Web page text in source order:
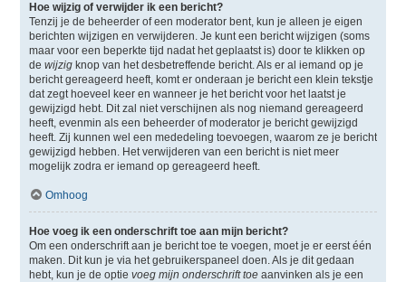
Hoe wijzig of verwijder ik een bericht?
Tenzij je de beheerder of een moderator bent, kun je alleen je eigen
berichten wijzigen en verwijderen. Je kunt een bericht wijzigen (soms
maar voor een beperkte tijd nadat het geplaatst is) door te klikken op
de wijzigknop van het desbetreffende bericht. Als er al iemand op je
bericht gereageerd heeft, komt er onderaan je bericht een klein tekstje
dat zegt hoeveel keer en wanneer je het bericht voor het laatst je
gewijzigd hebt. Dit zal niet verschijnen als nog niemand gereageerd
heeft, evenmin als een beheerder of moderator je bericht gewijzigd
heeft. Zij kunnen wel een mededeling toevoegen, waarom ze je bericht
gewijzigd hebben. Het verwijderen van een bericht is niet meer
mogelijk zodra er iemand op gereageerd heeft.
Omhoog
Hoe voeg ik een onderschrift toe aan mijn bericht?
Om een onderschrift aan je bericht toe te voegen, moet je er eerst één
maken. Dit kun je via het gebruikerspaneel doen. Als je dit gedaan
hebt, kun je de optie voeg mijn onderschrift toeaanvinken als je een